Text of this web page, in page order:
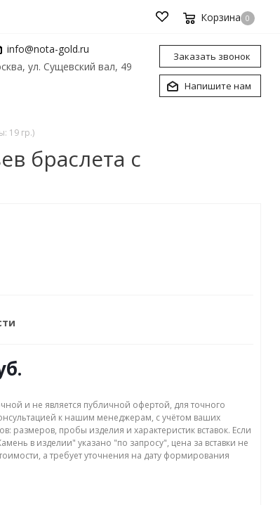
Корзина 0
info@nota-gold.ru
ул. Сущевский вал, 49
Заказать звонок
Напишите нам
19 гр.)
браслета с
и не является публичной офертой, для точного
к нашим менеджерам, с учётом ваших
размеров, пробы изделия и характеристик вставок. Если
в изделии" указано "по запросу", цена за вставки не
а требует уточнения на дату формирования